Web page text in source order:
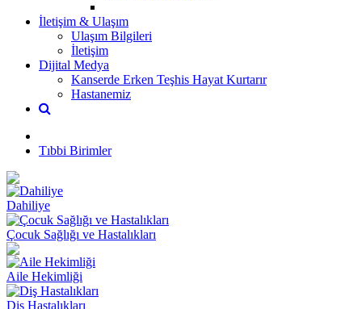
İletişim & Ulaşım
Ulaşım Bilgileri
İletişim
Dijital Medya
Kanserde Erken Teşhis Hayat Kurtarır
Hastanemiz
Tıbbi Birimler
Dahiliye
Çocuk Sağlığı ve Hastalıkları
Aile Hekimliği
Diş Hastalıkları